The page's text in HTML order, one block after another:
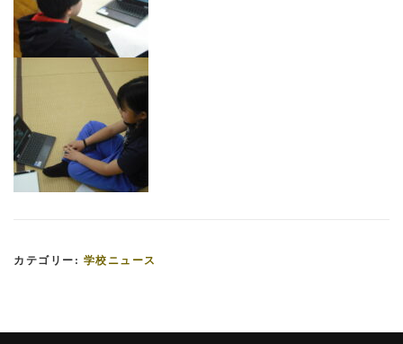
カテゴリー: 学校ニュース